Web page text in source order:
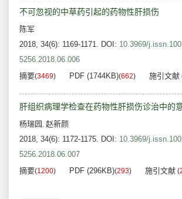
不可忽视的中草药引起的药物性肝损伤
陈军
2018, 34(6): 1169-1171. DOI: 10.3969/
5256.2018.06.006
摘要(3469) PDF (1744KB)(662) 施引文献
肝组织病理学检查在药物性肝损伤诊治中的
杨瑞园 , 赵新颜
2018, 34(6): 1172-1175. DOI: 10.3969/
5256.2018.06.007
摘要(1200) PDF (296KB)(293) 施引文献 (